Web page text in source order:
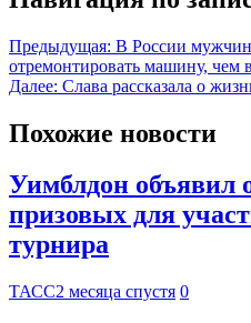
Предыдущая: В России
отремонтировать машину, чем
Далее: Слава рассказала о
Похожие новости
Уимблдон объявил
призовых для
турнира
ТАСС2 месяца спустя 0